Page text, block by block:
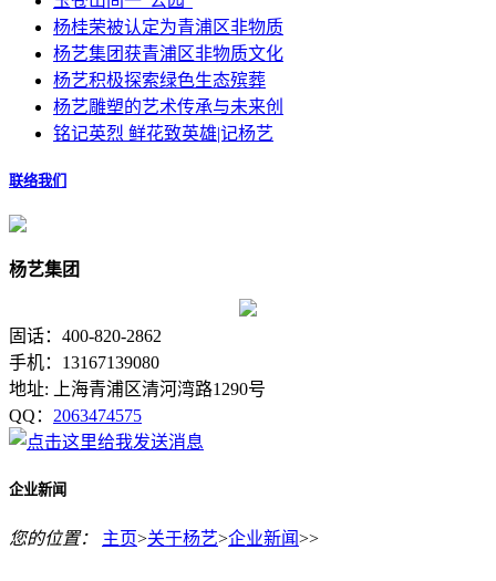
杨桂荣被认定为青浦区非物质
杨艺集团获青浦区非物质文化
杨艺积极探索绿色生态殡葬
杨艺雕塑的艺术传承与未来创
铭记英烈 鲜花致英雄|记杨艺
联络我们
杨艺集团
固话：400-820-2862
手机：13167139080
地址: 上海青浦区清河湾路1290号
QQ： 2063474575
企业新闻
您的位置： 主页>关于杨艺>企业新闻>>